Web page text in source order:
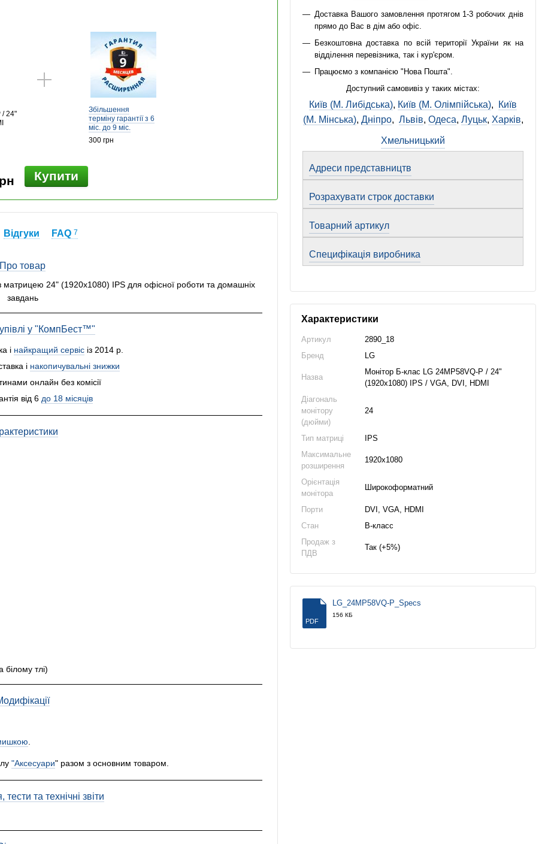
/ 24"
Збільшення
терміну гарантії з 6
міс. до 9 міс.
300 грн
Купити
Відгуки FAQ7
Про товар
24" (1920x1080) IPS для офісної роботи та домашніх
завдань
у "КомпБест™"
і найкращий сервісіз 2014 р.
і накопичувальні знижки
онлайн без комісії
від 6 до 18 місяців
тлі)
.
"Аксесуари" разом з основним товаром.
та технічні звіти
Доставка Вашого замовлення протягом 1-3 робочих днів
прямо до Вас в дім або офіс.
Безкоштовна доставка по всій території України як на
відділення перевізника, так і кур'єром.
Працюємо з компанією "Нова Пошта".
Доступний самовивіз у таких містах:
Київ (М. Либідська), Київ (М. Олімпійська),
Київ
(М. Мінська), Дніпро, Львів, Одеса, Луцьк, Харків,
Хмельницький
Адреси представництв
Розрахувати строк доставки
Товарний артикул
Специфікація виробника
Характеристики
Артикул
2890_18
Бренд
LG
Назва
Монітор Б-клас LG 24MP58VQ-P / 24"
(1920x1080) IPS / VGA, DVI, HDMI
Діагональ
монітору
(дюйми)
24
Тип матриці
IPS
Максимальне
розширення
1920x1080
Орієнтація
монітора
Широкоформатний
Порти
DVI, VGA, HDMI
Стан
B-класс
Продаж з
ПДВ
Так (+5%)
PDF
LG_24MP58VQ-P_Specs
156 КБ